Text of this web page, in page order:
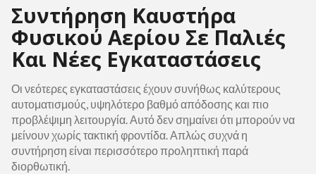
Συντήρηση Καυστήρα
Φυσικού Αερίου Σε Παλιές
Και Νέες Εγκαταστάσεις
Οι νεότερες εγκαταστάσεις έχουν συνήθως καλύτερους
αυτοματισμούς, υψηλότερο βαθμό απόδοσης και πιο
προβλέψιμη λειτουργία. Αυτό δεν σημαίνει ότι μπορούν να
μείνουν χωρίς τακτική φροντίδα. Απλώς συχνά η
συντήρηση είναι περισσότερο προληπτική παρά
διορθωτική.